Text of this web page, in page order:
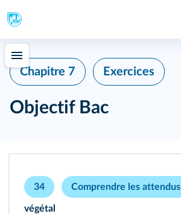
Chapitre 7 Exercices
Objectif Bac
34 Comprendre les attendus
végétal